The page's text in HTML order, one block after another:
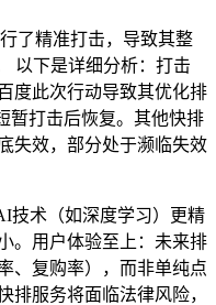
了精准打击，导致其整
以下是详细分析：打击
度此次行动导致其优化排
暂打击后恢复。其他快排
失效，部分处于濒临失效
技术（如深度学习）更精
。用户体验至上：未来排
、复购率），而非单纯点
排服务将面临法律风险，